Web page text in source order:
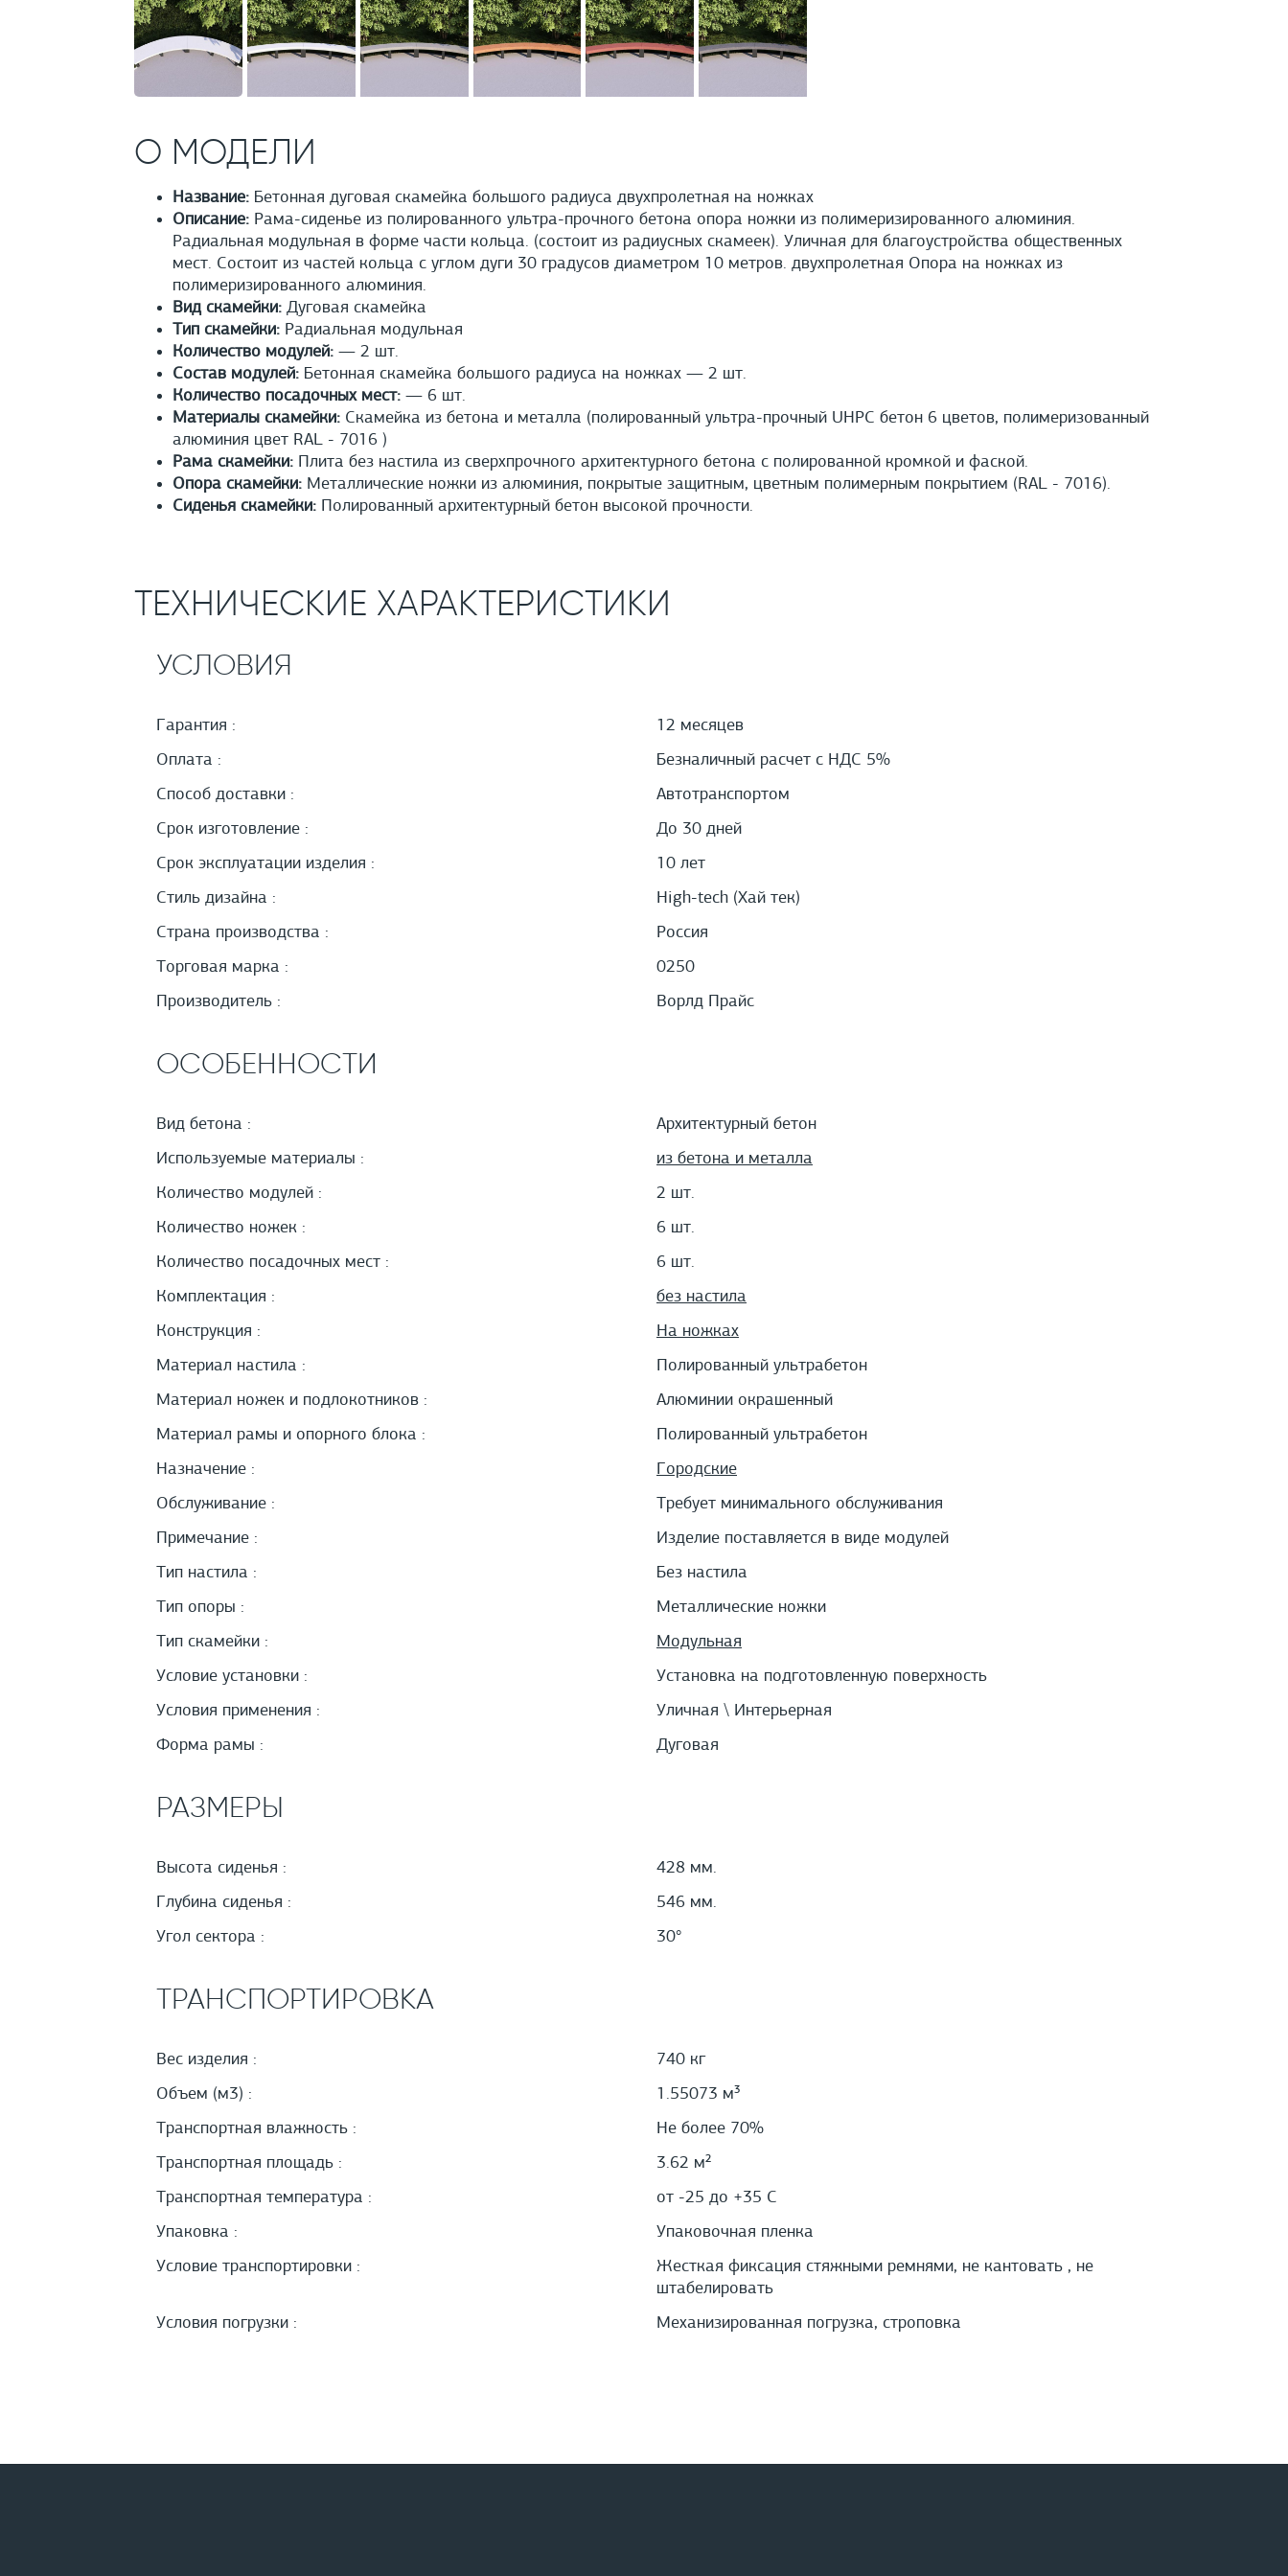
О МОДЕЛИ
Название: Бетонная дуговая скамейка большого радиуса двухпролетная на ножках
Описание: Рама-сиденье из полированного ультра-прочного бетона опора ножки из полимеризированного алюминия.
Радиальная модульная в форме части кольца. (состоит из радиусных скамеек). Уличная для благоустройства общественных
мест. Состоит из частей кольца с углом дуги 30 градусов диаметром 10 метров. двухпролетная Опора на ножках из
полимеризированного алюминия.
Вид скамейки: Дуговая скамейка
Тип скамейки: Радиальная модульная
Количество модулей: — 2 шт.
Состав модулей: Бетонная скамейка большого радиуса на ножках — 2 шт.
Количество посадочных мест: — 6 шт.
Материалы скамейки: Cкамейка из бетона и металла (полированный ультра-прочный UHPС бетон 6 цветов, полимеризованный
алюминия цвет RAL - 7016 )
Рама скамейки: Плита без настила из сверхпрочного архитектурного бетона с полированной кромкой и фаской.
Опора скамейки: Металлические ножки из алюминия, покрытые защитным, цветным полимерным покрытием (RAL - 7016).
Сиденья скамейки: Полированный архитектурный бетон высокой прочности.
ТЕХНИЧЕСКИЕ ХАРАКТЕРИСТИКИ
УСЛОВИЯ
Гарантия :
12 месяцев
Оплата :
Безналичный расчет с НДС 5%
Способ доставки :
Автотранспортом
Срок изготовление :
До 30 дней
Срок эксплуатации изделия :
10 лет
Стиль дизайна :
High-tech (Хай тек)
Страна производства :
Россия
Торговая марка :
0250
Производитель :
Ворлд Прайс
ОСОБЕННОСТИ
Вид бетона :
Архитектурный бетон
Используемые материалы :
из бетона и металла
Количество модулей :
2 шт.
Количество ножек :
6 шт.
Количество посадочных мест :
6 шт.
Комплектация :
без настила
Конструкция :
На ножках
Материал настила :
Полированный ультрабетон
Материал ножек и подлокотников :
Алюминии окрашенный
Материал рамы и опорного блока :
Полированный ультрабетон
Назначение :
Городские
Обслуживание :
Требует минимального обслуживания
Примечание :
Изделие поставляется в виде модулей
Тип настила :
Без настила
Тип опоры :
Металлические ножки
Тип скамейки :
Модульная
Условие установки :
Установка на подготовленную поверхность
Условия применения :
Уличная \ Интерьерная
Форма рамы :
Дуговая
РАЗМЕРЫ
Высота сиденья :
428 мм.
Глубина сиденья :
546 мм.
Угол сектора :
30°
ТРАНСПОРТИРОВКА
Вес изделия :
740 кг
Объем (м3) :
1.55073 м³
Транспортная влажность :
Не более 70%
Транспортная площадь :
3.62 м²
Транспортная температура :
от -25 до +35 С
Упаковка :
Упаковочная пленка
Условие транспортировки :
Жесткая фиксация стяжными ремнями, не кантовать , не
штабелировать
Условия погрузки :
Механизированная погрузка, строповка